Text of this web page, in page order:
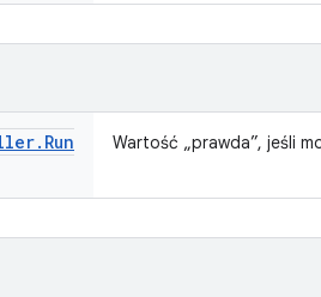
. Run
Wartość „prawda”, jeśli